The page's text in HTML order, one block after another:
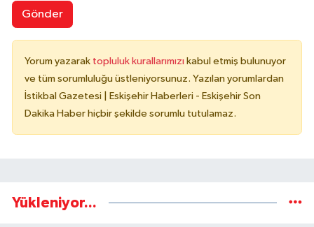
Gönder
Yorum yazarak topluluk kurallarımızı kabul etmiş bulunuyor
ve tüm sorumluluğu üstleniyorsunuz. Yazılan yorumlardan
İstikbal Gazetesi | Eskişehir Haberleri - Eskişehir Son
Dakika Haber hiçbir şekilde sorumlu tutulamaz.
Yükleniyor...